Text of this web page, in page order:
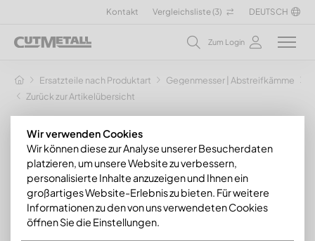
Kontakt Vergleichsliste (3) DEUTSCH
Zum Login
Ersatzteile nach Produktart Gegenmesser | Abstreifkämme
Zurück zur Artikelübersicht
Wir verwenden Cookies
Wir können diese zur Analyse unserer Besucherdaten
platzieren, um unsere Website zu verbessern,
personalisierte Inhalte anzuzeigen und Ihnen ein
großartiges Website-Erlebnis zu bieten. Für weitere
Informationen zu den von uns verwendeten Cookies
öffnen Sie die Einstellungen.